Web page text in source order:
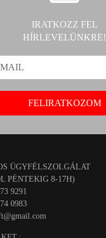
IRATKOZZ FEL
HÍRLEVELÜNKRE!
ÜGYFÉLSZOLGÁLAT
PÉNTEKIG 8-17H)
9291
0983